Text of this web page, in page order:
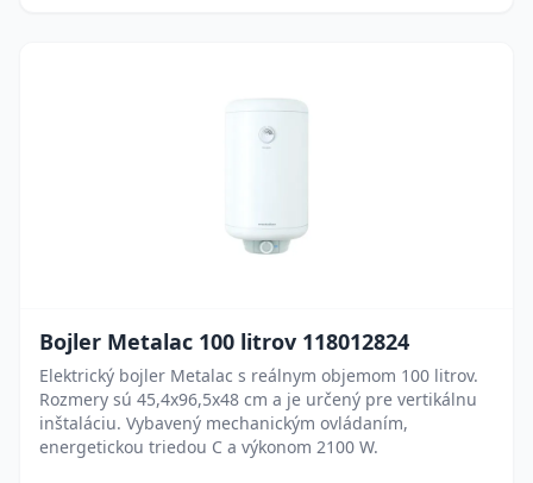
Bojler Metalac 100 litrov 118012824
Elektrický bojler Metalac s reálnym objemom 100 litrov.
Rozmery sú 45,4x96,5x48 cm a je určený pre vertikálnu
inštaláciu. Vybavený mechanickým ovládaním,
energetickou triedou C a výkonom 2100 W.